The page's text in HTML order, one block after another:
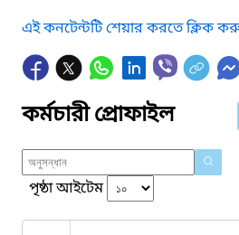
এই কনটেন্টটি শেয়ার করতে ক্লিক
কর্মচারী প্রোফাইল
পৃষ্ঠা আইটেম